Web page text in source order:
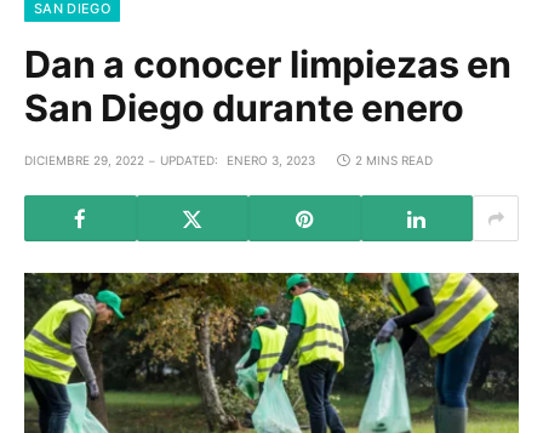
SAN DIEGO
Dan a conocer limpiezas en
San Diego durante enero
DICIEMBRE 29, 2022 UPDATED: ENERO 3, 2023 2 MINS READ